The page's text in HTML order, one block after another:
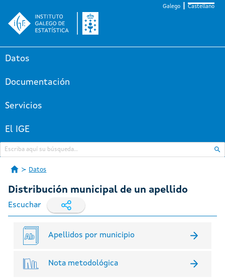
Galego Castellano
Datos
Documentación
Servicios
El IGE
Datos
Distribución municipal de un apellido
Escuchar
Apellidos por municipio
Nota metodológica